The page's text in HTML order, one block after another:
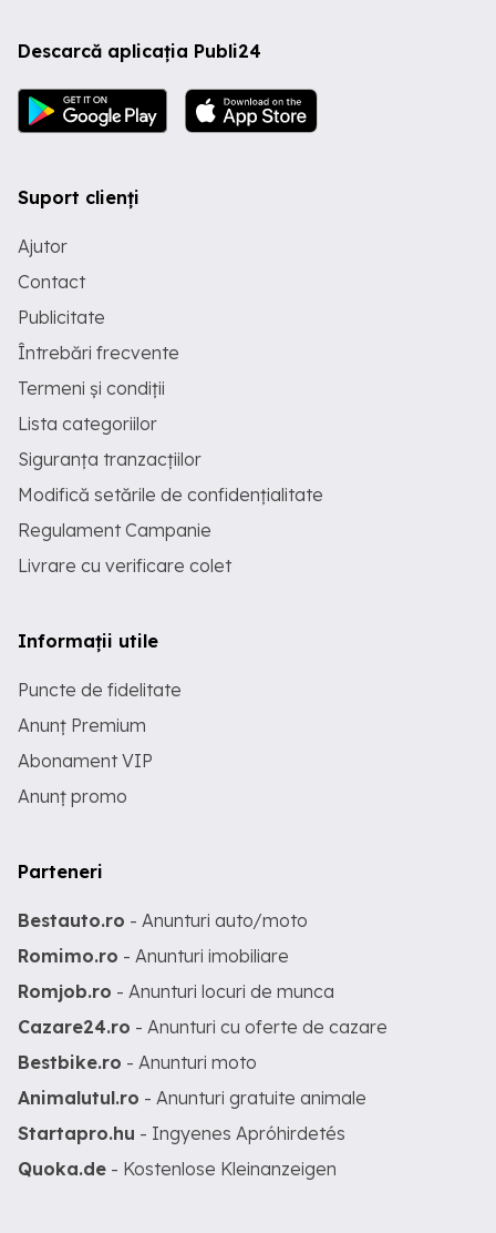
Descarcă aplicația Publi24
Suport clienți
Ajutor
Contact
Publicitate
Întrebări frecvente
Termeni și condiții
Lista categoriilor
Siguranța tranzacțiilor
Modifică setările de confidențialitate
Regulament Campanie
Livrare cu verificare colet
Informații utile
Puncte de fidelitate
Anunț Premium
Abonament VIP
Anunț promo
Parteneri
Bestauto.ro - Anunturi auto/moto
Romimo.ro - Anunturi imobiliare
Romjob.ro - Anunturi locuri de munca
Cazare24.ro - Anunturi cu oferte de cazare
Bestbike.ro - Anunturi moto
Animalutul.ro - Anunturi gratuite animale
Startapro.hu - Ingyenes Apróhirdetés
Quoka.de - Kostenlose Kleinanzeigen